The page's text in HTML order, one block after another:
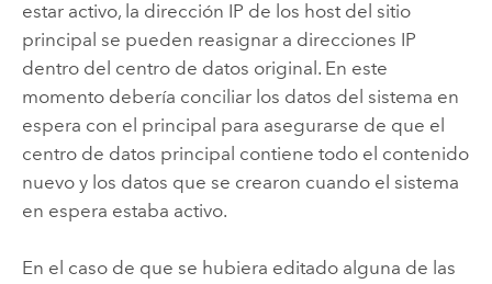
estar activo, la dirección IP de los host del sitio
principal se pueden reasignar a direcciones IP
dentro del centro de datos original. En este
momento debería conciliar los datos del sistema en
espera con el principal para asegurarse de que el
centro de datos principal contiene todo el contenido
nuevo y los datos que se crearon cuando el sistema
en espera estaba activo.
En el caso de que se hubiera editado alguna de las